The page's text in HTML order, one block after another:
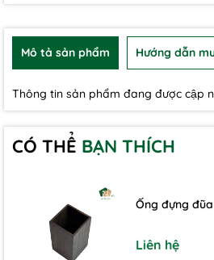
Mô tả sản phẩm Hướng dẫn
Thông tin sản phẩm đang được cập
CÓ THỂ BẠN THÍCH
Ống đựng
Liên hệ